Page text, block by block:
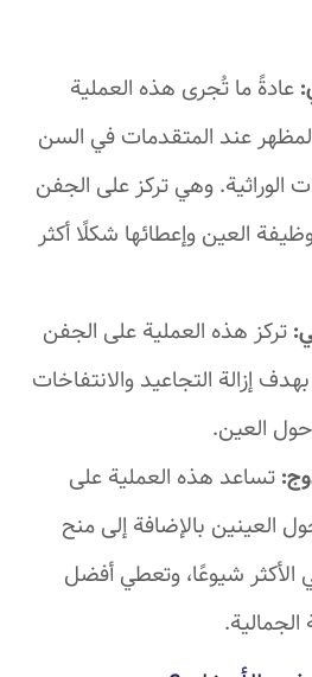
عادةً ما تُجرى هذه العملية
عند المتقدمات في السن
الوراثية. وهي تركز على الجفن
العين وإعطائها شكلًا أكثر
تركز هذه العملية على الجفن
إزالة التجاعيد والانتفاخات
العين.
تساعد هذه العملية على
العينين بالإضافة إلى منح
الأكثر شيوعًا، وتعطي أفضل
الجمالية.